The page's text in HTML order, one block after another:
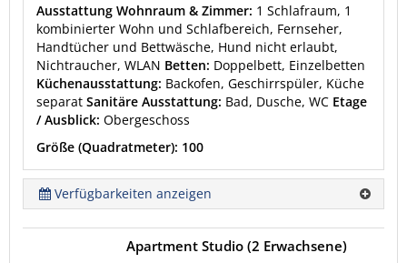
Ausstattung Wohnraum & Zimmer: 1 Schlafraum, 1
kombinierter Wohn und Schlafbereich, Fernseher,
Handtücher und Bettwäsche, Hund nicht erlaubt,
Nichtraucher, WLAN Betten: Doppelbett, Einzelbetten
Küchenausstattung: Backofen, Geschirrspüler, Küche
separat Sanitäre Ausstattung: Bad, Dusche, WC Etage
/ Ausblick: Obergeschoss
Größe (Quadratmeter): 100
Verfügbarkeiten anzeigen
Apartment Studio (2 Erwachsene)